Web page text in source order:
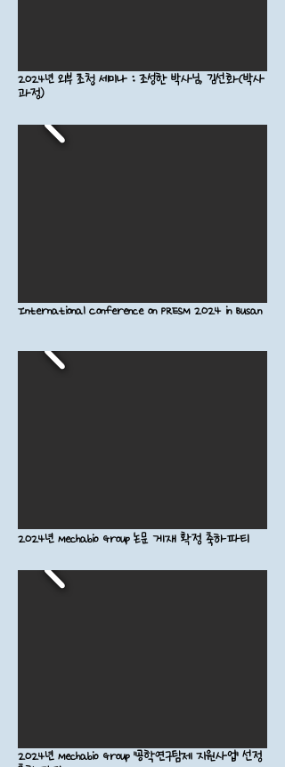
2024년 외부 초청 세미나 : 조성한 박사님, 김선화(박사
과정)
International Conference on PRESM 2024 in Busan
2024년 Mechabio Group 논문 게재 확정 축하파티
2024년 Mechabio Group "공학연구팀제 지원사업" 선정